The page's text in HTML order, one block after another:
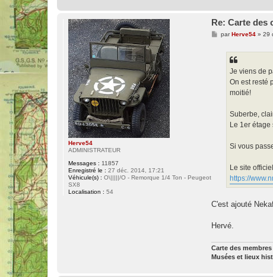
Herve54
ADMINISTRATEUR
Messages : 11857
Enregistré le : 27 déc. 2014, 17:21
Véhicule(s) : O\|||||/O - Remorque 1/4 Ton - Peugeot
SX8
Localisation : 54
Re: Carte des
MparHerve54» 29
Je viens de
On est resté
moitié!
Suberbe,
Le 1er
Si vous
Le site
https://
C'est ajouté
Hervé.
Carte des
Musées et lieux